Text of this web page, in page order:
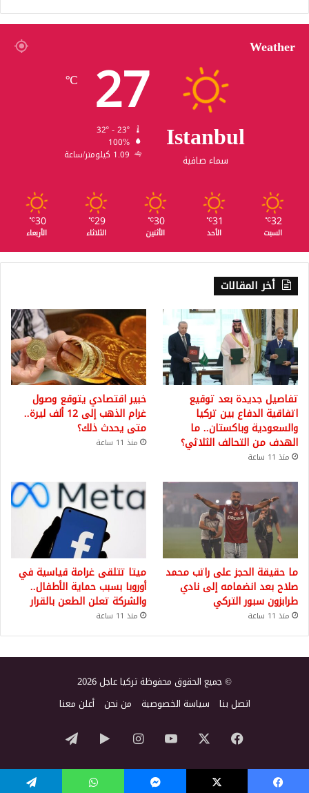
Weather
Istanbul
سماء صافية
27
℃
100%
1.09 كيلومتر/ساعة
32
℃
السبت
31
℃
الأحد
30
℃
الأثنين
29
℃
الثلاثاء
30
℃
الأربعاء
أخر المقالات
تفاصيل جديدة بعد توقيع
اتفاقية الدفاع بين تركيا
والسعودية وباكستان.. ما
الهدف من التحالف الثلاثي؟
منذ 11 ساعة
خبير اقتصادي يتوقع وصول
غرام الذهب إلى 12 ألف ليرة..
متى يحدث ذلك؟
منذ 11 ساعة
ما حقيقة الحجز على راتب محمد
صلاح بعد انضمامه إلى نادي
طرابزون سبور التركي
منذ 11 ساعة
ميتا تتلقى غرامة قياسية في
أوروبا بسبب حماية الأطفال..
والشركة تعلن الطعن بالقرار
منذ 11 ساعة
© جميع الحقوق محفوظة تركيا عاجل 2026
اتصل بنا سياسة الخصوصية من نحن أعلن معنا
فيسبوك ‫YouTubeانستقرام‏Google
Play
تيلقرام